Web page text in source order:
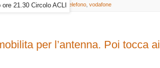
,comitato, montegranaro , telefono vodafone
per l’antenna. Poi tocca ai